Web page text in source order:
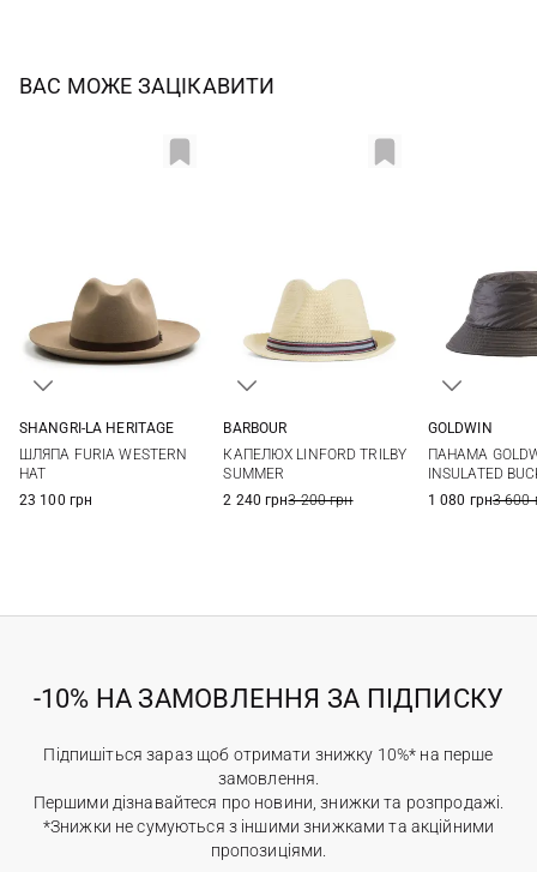
ВАС МОЖЕ ЗАЦІКАВИТИ
SHANGRI-LA HERITAGE
ШЛЯПА FURIA WESTERN
HAT
23 100 грн
BARBOUR
КАПЕЛЮХ LINFORD TRILBY
SUMMER
2 240 грн3 200 грн
GOLDWIN
ПАНАМА
INSULATED
1 080 грн3 600
-10% НА ЗАМОВЛЕННЯ ЗА ПІДПИСКУ
Підпишіться зараз щоб отримати знижку 10%* на перше
замовлення.
Першими дізнавайтеся про новини, знижки та розпродажі.
*Знижки не сумуються з іншими знижками та акційними
пропозиціями.